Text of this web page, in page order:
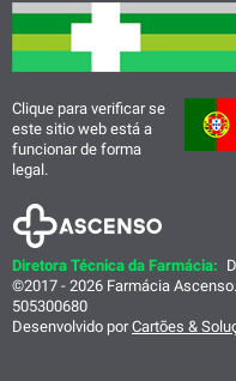
Clique para verificar se
este sitio web está a
funcionar de forma
legal.
Diretora Técnica da Farmácia:
©2017 - 2026 Farmácia
505300680
Desenvolvido porCartões &